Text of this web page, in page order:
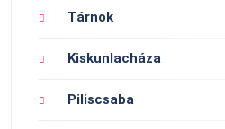
Tárnok
Kiskunlacháza
Piliscsaba